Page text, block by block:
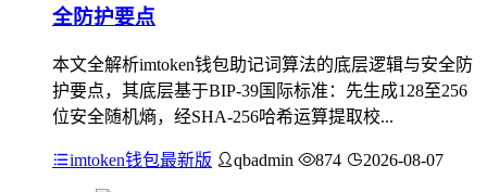
全防护要点
本文全解析imtoken钱包助记词算法的底层逻辑与安全防
护要点，其底层基于BIP-39国际标准：先生成128至256
位安全随机熵，经SHA-256哈希运算提取校...
imtoken钱包最新版 qbadmin 874 2026-08-07